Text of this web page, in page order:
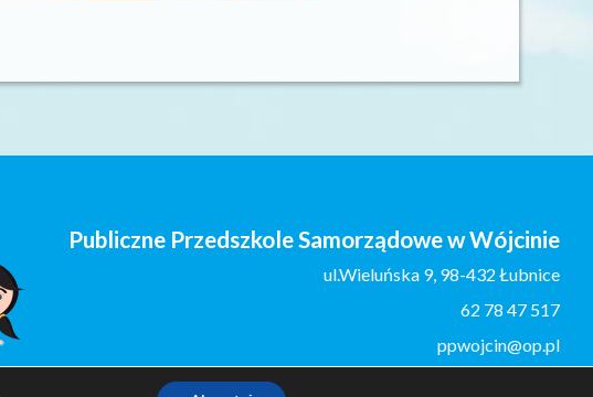
Publiczne Przedszkole Samorządowe w Wójcinie
ul.Wieluńska 9, 98-432 Łubnice
62 78 47 517
ppwojcin@op.pl